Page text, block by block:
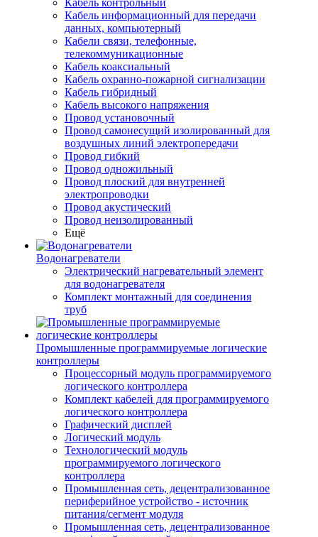
Кабель контрольный
Кабель информационный для передачи
данных, компьютерный
Кабели связи, телефонные,
телекоммуникационные
Кабель коаксиальный
Кабель охранно-пожарной сигнализации
Кабель гибридный
Кабель высокого напряжения
Провод установочный
Провод самонесущий изолированный для
воздушных линий электропередачи
Провод гибкий
Провод одножильный
Провод плоский для внутренней
электропроводки
Провод акустический
Провод неизолированный
Ещё
Водонагреватели
Электрический нагревательный элемент
для водонагревателя
Комплект монтажный для соединения
труб
Промышленные программируемые логические
контроллеры
Процессорный модуль программируемого
логического контроллера
Комплект кабелей для программируемого
логического контроллера
Графический дисплей
Логический модуль
Технологический модуль
программируемого логического
контроллера
Промышленная сеть, децентрализованное
периферийное устройство - источник
питания/сегмент модуля
Промышленная сеть, децентрализованное